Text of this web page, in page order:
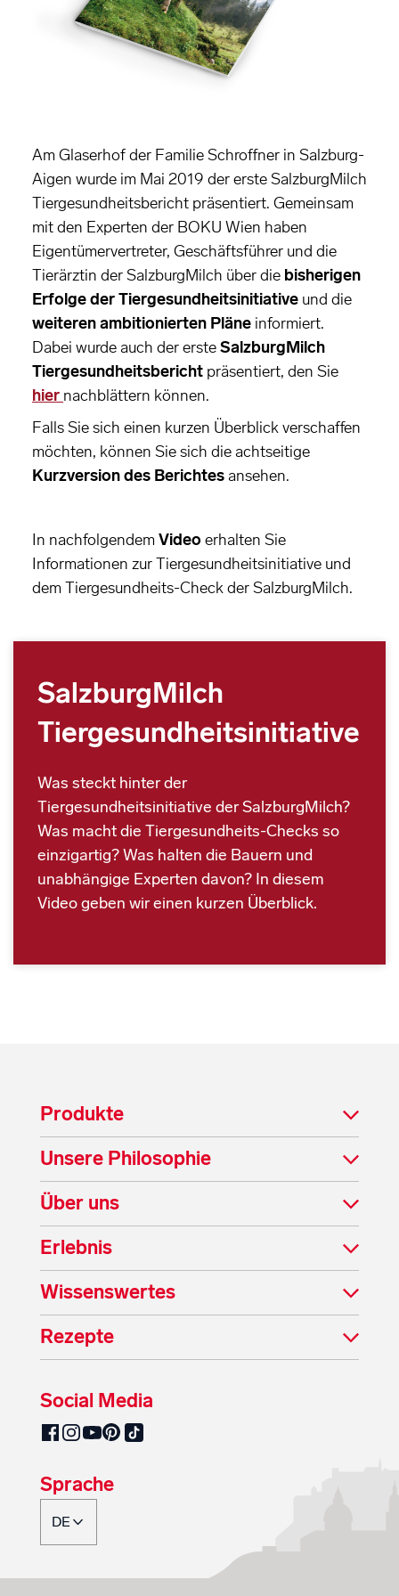
Am Glaserhof der Familie Schroffner in Salzburg-
Aigen wurde im Mai 2019 der erste SalzburgMilch
Tiergesundheitsbericht präsentiert. Gemeinsam
mit den Experten der BOKU Wien haben
Eigentümervertreter, Geschäftsführer und die
Tierärztin der SalzburgMilch über die bisherigen
Erfolge der Tiergesundheitsinitiative und die
weiteren ambitionierten Pläne informiert.
Dabei wurde auch der ersteSalzburgMilch
Tiergesundheitsbericht präsentiert, den Sie
hier nachblättern können.
Falls Sie sich einen kurzen Überblick verschaffen
möchten, können Sie sich die achtseitige
Kurzversion des Berichtes ansehen.
In nachfolgendem Video erhalten Sie
Informationen zur Tiergesundheitsinitiative und
dem Tiergesundheits-Check der SalzburgMilch.
SalzburgMilch
Tiergesundheits­initiative
Was steckt hinter der
Tiergesundheitsinitiative der SalzburgMilch?
Was macht die Tiergesundheits-Checks so
einzigartig? Was halten die Bauern und
unabhängige Experten davon? In diesem
Video geben wir einen kurzen Überblick.
Produkte
Unsere Philosophie
Über uns
Erlebnis
Wissenswertes
Rezepte
Social Media
SalzburgMilch auf Facebook
SalzburgMilch auf Instagram
SalzburgMilch auf YouTube
SalzburgMilch auf Pinterest
SalzburgMilch auf TikTok
Sprache